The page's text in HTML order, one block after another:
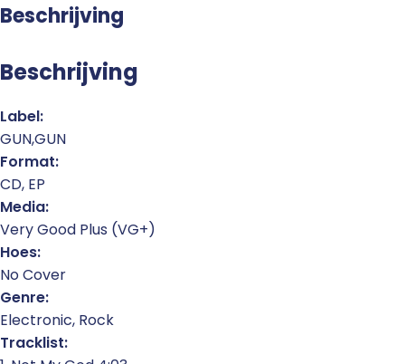
Beschrijving
Beschrijving
Label:
GUN,GUN
Format:
CD, EP
Media:
Very Good Plus (VG+)
Hoes:
No Cover
Genre:
Electronic, Rock
Tracklist: